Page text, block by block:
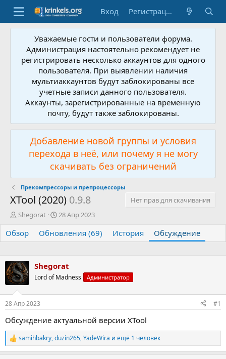
Вход Регистрация
Уважаемые гости и пользователи форума.
Администрация настоятельно рекомендует не
регистрировать несколько аккаунтов для одного
пользователя. При выявлении наличия
мультиаккаунтов будут заблокированы все
учетные записи данного пользователя.
Аккаунты, зарегистрированные на временную
почту, будут также заблокированы.
Добавление новой группы и условия
перехода в неё, или почему я не могу
скачивать без ограничений
Прекомпрессоры и препроцессоры
XTool (2020) 0.9.8
Нет прав для скачивания
А
т
о
т
е
м
ы
Shegorat
Д
т
а
ч
а
а
28 Апр 2023
Обзор Обновления (69) История Обсуждение
Shegorat
Lord of Madness Администратор
28 Апр 2023 #1
Обсуждение актуальной версии XTool
Р
е
samihbakry,duzin265,YadeWira и ещё 1 человек